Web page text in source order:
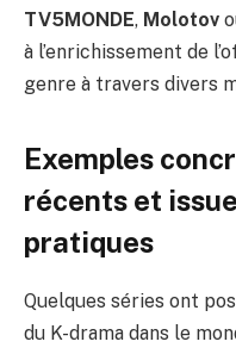
TV5MONDE, Molotov
à l’enrichissement de
genre à travers divers
Exemples
récents et
pratiques
Quelques séries ont
du K-drama dans le